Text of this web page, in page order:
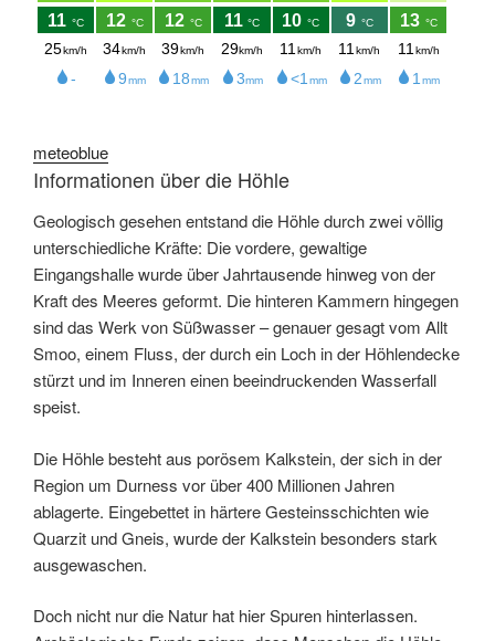
meteoblue
Informationen über die Höhle
Geologisch gesehen entstand die Höhle durch zwei völlig
unterschiedliche Kräfte: Die vordere, gewaltige
Eingangshalle wurde über Jahrtausende hinweg von der
Kraft des Meeres geformt. Die hinteren Kammern hingegen
sind das Werk von Süßwasser – genauer gesagt vom Allt
Smoo, einem Fluss, der durch ein Loch in der Höhlendecke
stürzt und im Inneren einen beeindruckenden Wasserfall
speist.
Die Höhle besteht aus porösem Kalkstein, der sich in der
Region um Durness vor über 400 Millionen Jahren
ablagerte. Eingebettet in härtere Gesteinsschichten wie
Quarzit und Gneis, wurde der Kalkstein besonders stark
ausgewaschen.
Doch nicht nur die Natur hat hier Spuren hinterlassen.